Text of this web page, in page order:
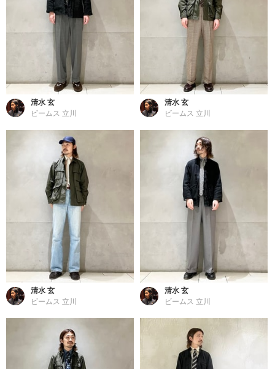
清水 玄
ビームス 立川
清水 玄
ビームス 立川
清水 玄
ビームス 立川
清水 玄
ビームス 立川